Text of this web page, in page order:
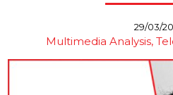
29/03/
Multimedia Analysis